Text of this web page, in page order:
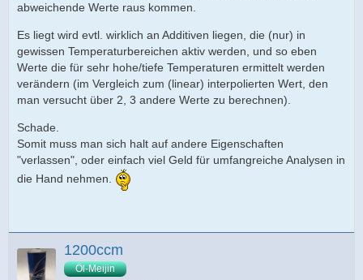
abweichende Werte raus kommen.
Es liegt wird evtl. wirklich an Additiven liegen, die (nur) in
gewissen Temperaturbereichen aktiv werden, und so eben
Werte die für sehr hohe/tiefe Temperaturen ermittelt werden
verändern (im Vergleich zum (linear) interpolierten Wert, den
man versucht über 2, 3 andere Werte zu berechnen).
Schade.
Somit muss man sich halt auf andere Eigenschaften
"verlassen", oder einfach viel Geld für umfangreiche Analysen in
die Hand nehmen.
1200ccm
Öl-Meijin